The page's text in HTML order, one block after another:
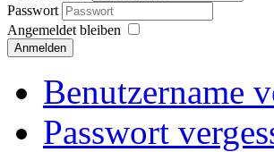
Passwort
Angemeldet bleiben
Anmelden
Benutzername
Passwort